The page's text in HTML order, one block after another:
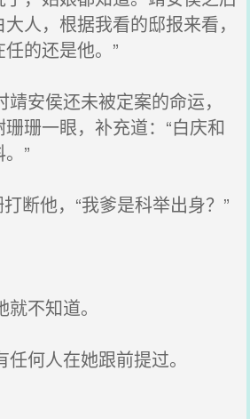
人，根据我看的邸报来看，
的还是他。”
安侯还未被定案的命运，
珊一眼，补充道：“白庆和
”
断他，“我爹是科举出身？”
不知道。
何人在她跟前提过。